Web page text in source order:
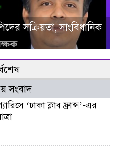
সক্রিয়তা, সাংবিধানিক
সংবাদ
‘ঢাকা ক্লাব ফ্রান্স’-এর